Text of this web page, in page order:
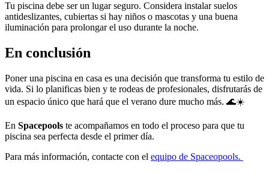
Tu piscina debe ser un lugar seguro. Considera instalar suelos
antideslizantes, cubiertas si hay niños o mascotas y una buena
iluminación para prolongar el uso durante la noche.
En conclusión
Poner una piscina en casa es una decisión que transforma tu estilo de
vida. Si lo planificas bien y te rodeas de profesionales, disfrutarás de
un espacio único que hará que el verano dure mucho más. 🌊☀️
En Spacepools te acompañamos en todo el proceso para que tu
piscina sea perfecta desde el primer día.
Para más información, contacte con el equipo de Spaceopools.